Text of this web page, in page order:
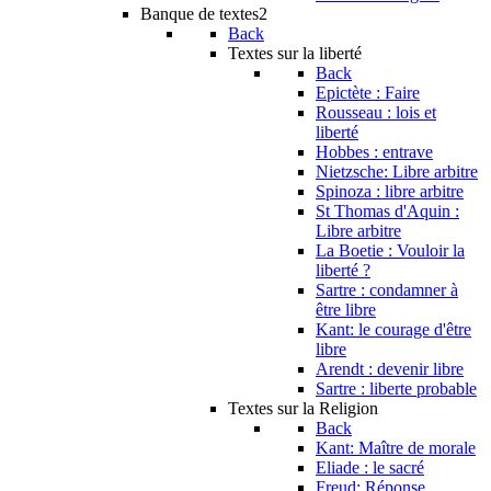
Banque de textes2
Back
Textes sur la liberté
Back
Epictète : Faire
Rousseau : lois et
liberté
Hobbes : entrave
Nietzsche: Libre arbitre
Spinoza : libre arbitre
St Thomas d'Aquin :
Libre arbitre
La Boetie : Vouloir la
liberté ?
Sartre : condamner à
être libre
Kant: le courage d'être
libre
Arendt : devenir libre
Sartre : liberte probable
Textes sur la Religion
Back
Kant: Maître de morale
Eliade : le sacré
Freud: Réponse